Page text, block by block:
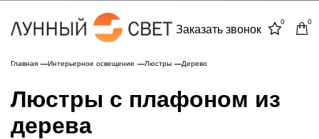
Заказать звонок
0 0
Главная Интерьерное освещение Люстры Дерево
Люстры с плафоном из
дерева